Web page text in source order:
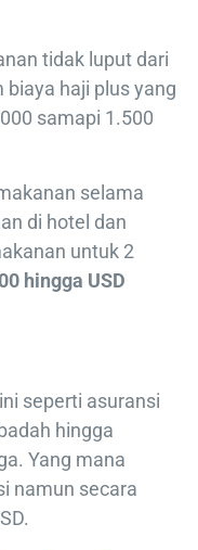
tidak luput dari
haji plus yang
samapi 1.500
selama
di hotel dan
untuk 2
hingga USD
seperti asuransi
hingga
Yang mana
namun secara